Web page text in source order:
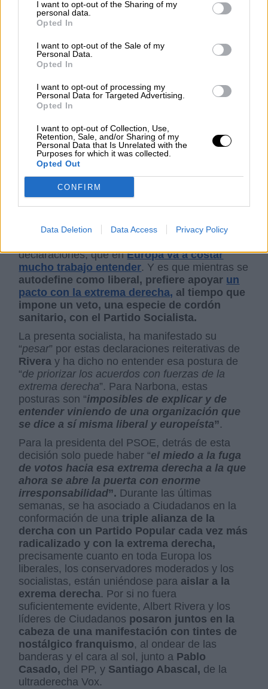
I want to opt-out of the Sharing of my
personal data.
Opted In
I want to opt-out of the Sale of my
Personal Data.
Opted In
I want to opt-out of processing my
Personal Data for Targeted Advertising.
Opted In
I want to opt-out of Collection, Use,
Retention, Sale, and/or Sharing of my
Personal Data that Is Unrelated with the
Purposes for which it was collected.
Opted Out
CONFIRM
Data Deletion Data Access Privacy Policy
La presidenta del PSOE, Cristina Narbona
es uno de los cimientos socialdemóctratas de
un partido, el Psoe, que tiene más de 140 años
todos los fascismos y a favor del bienestar
social, la Igualdad, la justicia redistributiva y la
ha participado este lunes enNueva Economía
Forumdonde ha hecho referencia a la
carta
que le ha enviado al presidente de Ciudadanos,
Albert Rivera.
insta a que recapacite sobre el “veto ycordón
sanitario” que su formación ha establecido con
los socialistas por el que afirman queno
comicios del 28 de abril. Narbona ha insistido
declaraciones, que enEuropa va a costar
mucho trabajo entender. Y es que mientras se
autodefine como liberal, prefiere apoyar un
pacto con la extrema derecha, al tiempo que
impone un veto, una especie de cordón
sanitario, con el Partido Socialista.
La presenta socialista, ha manifestado su
“pesar” por estas declaraciones reiterativas de
Rivera y ha dicho no entender esa postura de
“de priorizar los acuerdos con fuerzas de la
extrema derecha”. Para Narbona, estas
posturas son “imposibles de explicar y de
entender viniendo de una organización que
se dice a sí misma liberal y europeísta”.
Para la presidenta del PSOE, detrás de esta
decisión solo puede haber “el miedo a la fuga
de votos hacia esa extrema derecha a la que
ahora se abre la puerta con enorme
irresponsabilidad”. Durante las últimas
semanas, se ha asociado a Ciudadanos en la
conformación de unatriple alianza de la
dercha con un Partido Popular cada vez más
radicalizado y con la extrema derecha,
precisamente cuanto en toda Europa los
liberales, los conservadores moderados y los
socialistas, están uniéndose para aislar a la
exrema derecha. Por si no fuera
suficientemente evidente, Albert Rivera y los
líderes de Ciudadanos posaron juntos en la
cabeza de una manifestación con tintes de
nostálgico franquismo, al ondear de las
banderas y el cara al sol, junto a Pablo
Casado, del PP, y Santiago Abascal, de la
ultraderecha Vox.